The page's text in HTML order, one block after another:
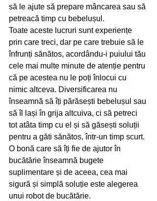
să le ajute să prepare mâncarea sau să
petreacă timp cu bebelușul.
Toate aceste lucruri sunt experiențe
prin care treci, dar pe care trebuie să le
înfrunți sănătos, acordându-i puiului tău
cele mai multe minute de atenție pentru
că pe acestea nu le poți înlocui cu
nimic altceva. Diversificarea nu
înseamnă să îți părăsești bebelușul sau
să îl lași în grija altcuiva, ci să petreci
tot atâta timp cu el și să găsești soluții
pentru a găti sănătos, într-un timp scurt.
O bonă care să îți fie de ajutor în
bucătărie înseamnă bugete
suplimentare și de aceea, cea mai
sigură și simplă soluție este alegerea
unui robot de bucătărie.